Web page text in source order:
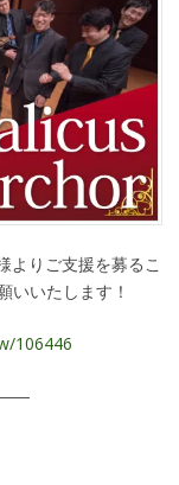
よりご支援を募るこ
いいたします！
106446